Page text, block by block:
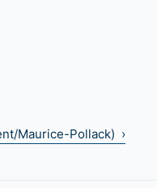
Maurice-Pollack) ›